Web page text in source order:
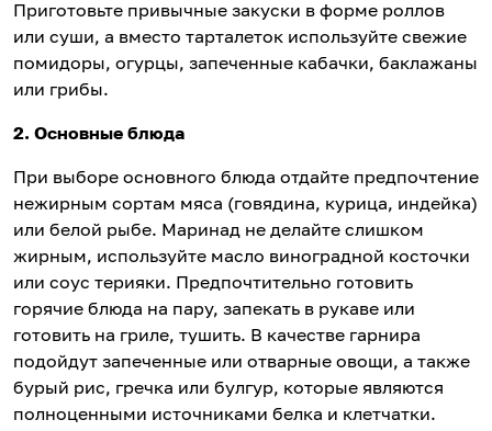
Приготовьте привычные закуски в форме роллов
или суши, а вместо тарталеток используйте свежие
помидоры, огурцы, запеченные кабачки, баклажаны
или грибы.
2. Основные блюда
При выборе основного блюда отдайте предпочтение
нежирным сортам мяса (говядина, курица, индейка)
или белой рыбе. Маринад не делайте слишком
жирным, используйте масло виноградной косточки
или соус терияки. Предпочтительно готовить
горячие блюда на пару, запекать в рукаве или
готовить на гриле, тушить. В качестве гарнира
подойдут запеченные или отварные овощи, а также
бурый рис, гречка или булгур, которые являются
полноценными источниками белка и клетчатки.